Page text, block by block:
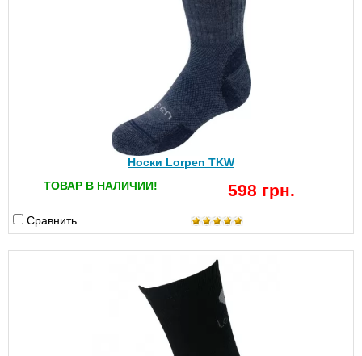
Носки Lorpen TKW
ТОВАР В НАЛИЧИИ!
598 грн.
Сравнить